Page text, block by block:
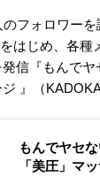
フォロワー
をはじめ、各
信『もんで
ジ 』（
もんでヤセ
「美圧」マ